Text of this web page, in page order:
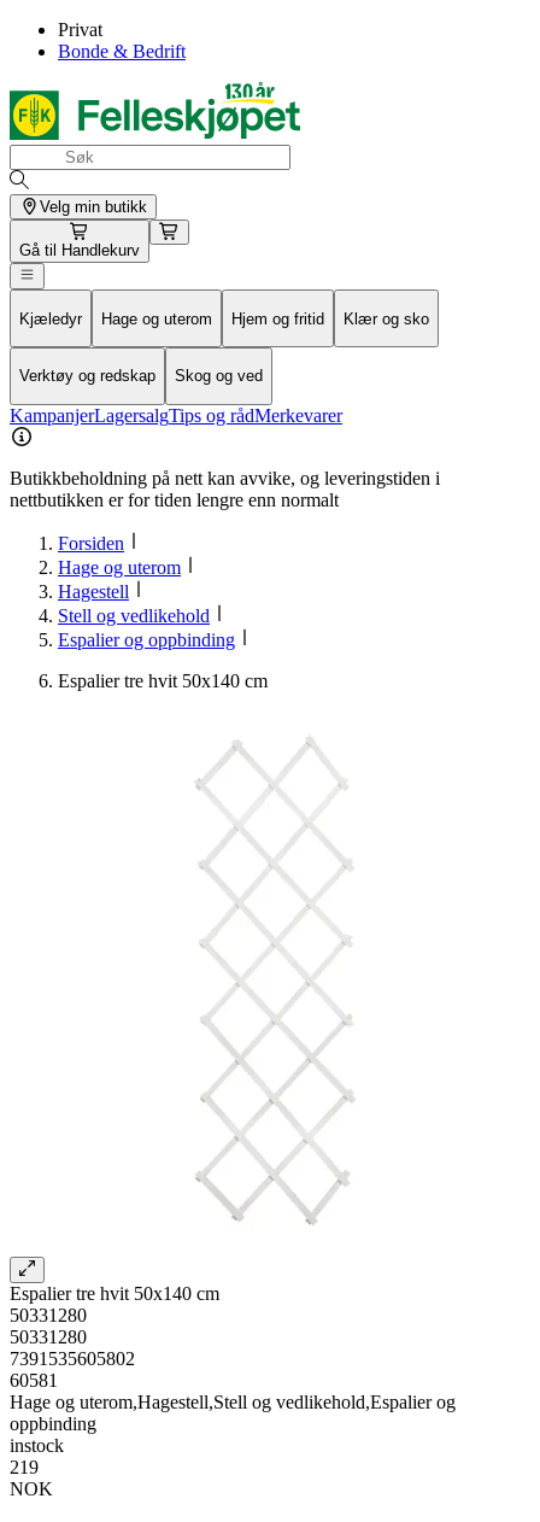
Privat
Bonde & Bedrift
Velg min butikk
Gå til Handlekurv
Kjæledyr Hage og uterom Hjem og fritid Klær og sko
Verktøy og redskap Skog og ved
KampanjerLagersalgTips og rådMerkevarer
Butikkbeholdning på nett kan avvike, og leveringstiden i
nettbutikken er for tiden lengre enn normalt
Forsiden
Hage og uterom
Hagestell
Stell og vedlikehold
Espalier og oppbinding
Espalier tre hvit 50x140 cm
Espalier tre hvit 50x140 cm
50331280
50331280
7391535605802
60581
Hage og uterom,Hagestell,Stell og vedlikehold,Espalier og
oppbinding
instock
219
NOK